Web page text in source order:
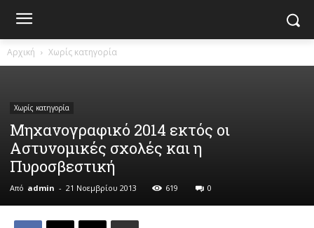
Αρχική Χωρίς κατηγορία
Χωρίς κατηγορία
Μηχανογραφικό 2014 εκτός οι
Αστυνομικές σχολές και η
Πυροσβεστική
Από admin - 21 Νοεμβρίου 2013 619 0